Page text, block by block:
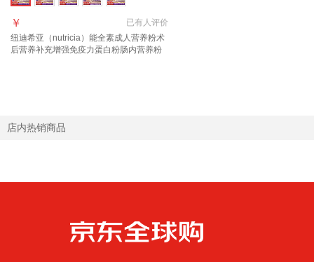
已有人评价
￥
纽迪希亚（nutricia）能全素成人营养粉术
后营养补充增强免疫力蛋白粉肠内营养粉
店内热销商品